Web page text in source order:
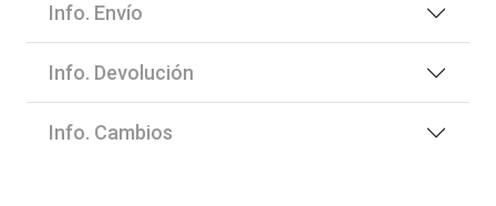
Info. Envío
Info. Devolución
Info. Cambios